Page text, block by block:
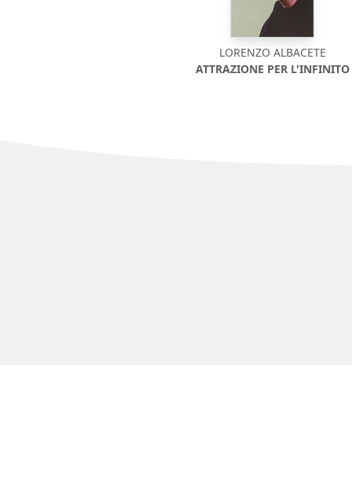
LORENZO ALBACETE
ATTRAZIONE PER L'INFINITO